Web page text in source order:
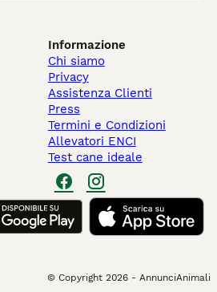
Informazione
Chi siamo
Privacy
Assistenza Clienti
Press
Termini e Condizioni
Allevatori ENCI
Test cane ideale
© Copyright 2026 - AnnunciAnimali